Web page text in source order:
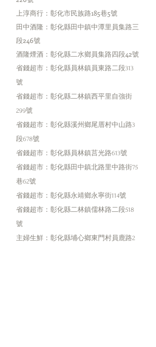
​上淳商行：彰化市民族路185巷5號
田中酒隆：彰化縣田中鎮中潭里員集路三
段246號
​酒隆煙酒：彰化縣二水鄉員集路四段42號
省錢超市：彰化縣員林鎮員東路二段313
號
省錢超市：彰化縣二林鎮西平里自強街
299號
省錢超市：彰化縣溪州鄉尾厝村中山路3
段678號
省錢超市：彰化縣員林鎮莒光路613號
省錢超市：彰化縣田中鎮北路里中路街75
巷62號
省錢超市：彰化縣永靖鄉永寧街114號
省錢超市：彰化縣二林鎮儒林路二段518
號
主婦生鮮：彰化縣埔心鄉東門村員鹿路2